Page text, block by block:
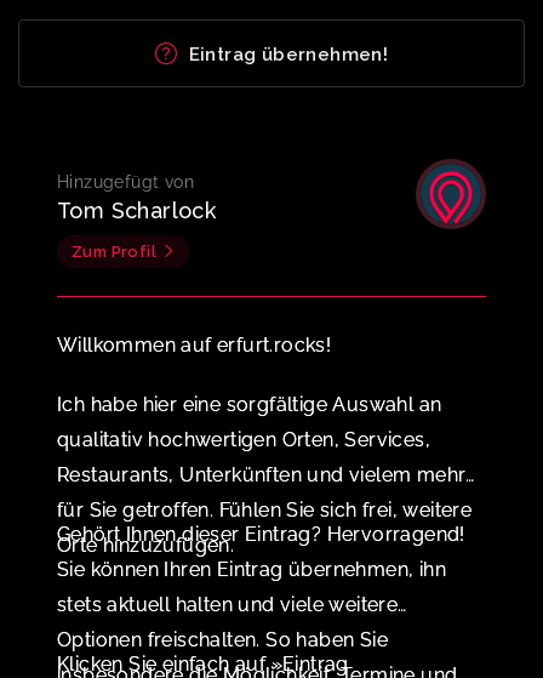
Eintrag übernehmen!
Hinzugefügt von
Tom Scharlock
Zum Profil
Willkommen auf erfurt.rocks!
Ich habe hier eine sorgfältige Auswahl an
qualitativ hochwertigen Orten, Services,
Restaurants, Unterkünften und vielem mehr
für Sie getroffen. Fühlen Sie sich frei, weitere
Orte hinzuzufügen.
Gehört Ihnen dieser Eintrag? Hervorragend!
Sie können Ihren Eintrag übernehmen, ihn
stets aktuell halten und viele weitere
Optionen freischalten. So haben Sie
Klicken Sie einfach auf »Eintrag